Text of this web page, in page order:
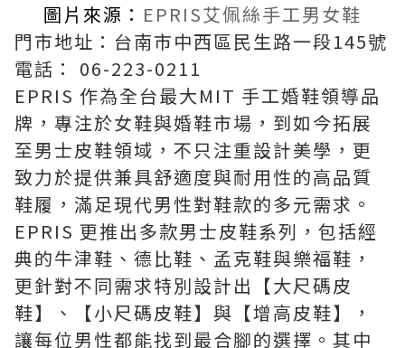
圖片來源： EPRIS艾佩絲手工男女鞋
門市地址：台南市中西區民生路一段145號
電話： 06-223-0211
EPRIS 作為全台最大MIT 手工婚鞋領導品
牌，專注於女鞋與婚鞋市場，到如今拓展
至男士皮鞋領域，不只注重設計美學，更
致力於提供兼具舒適度與耐用性的高品質
鞋履，滿足現代男性對鞋款的多元需求。
EPRIS 更推出多款男士皮鞋系列，包括經
典的牛津鞋、德比鞋、孟克鞋與樂福鞋，
更針對不同需求特別設計出【大尺碼皮
鞋】、【小尺碼皮鞋】與【增高皮鞋】，
讓每位男性都能找到最合腳的選擇。其中